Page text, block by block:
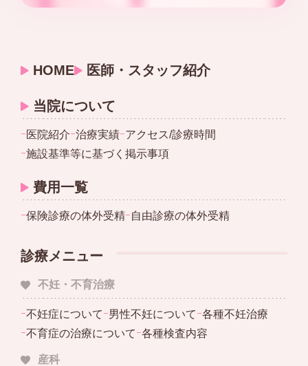
HOME 医師・スタッフ紹介
当院について
ｰ医院紹介ｰ治療実績ｰアクセス/診療時間
ｰ施設基準等に基づく掲示事項
費用一覧
ｰ保険診療の体外受精ｰ自由診療の体外受精
診療メニュー
不妊・不育治療
ｰ不妊症についてｰ男性不妊についてｰ各種不妊治療
ｰ不育症の治療についてｰ各種検査内容
産科